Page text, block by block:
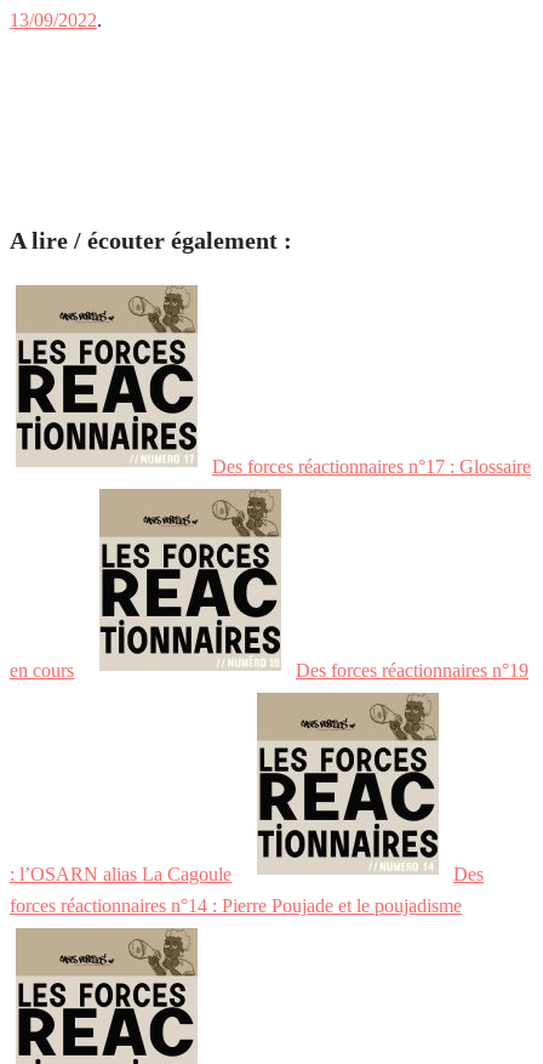
13/09/2022.
A lire / écouter également :
Des forces réactionnaires n°17 : Glossaire
en cours Des forces réactionnaires n°19
: l’OSARN alias La Cagoule
Des
forces réactionnaires n°14 : Pierre Poujade et le poujadisme